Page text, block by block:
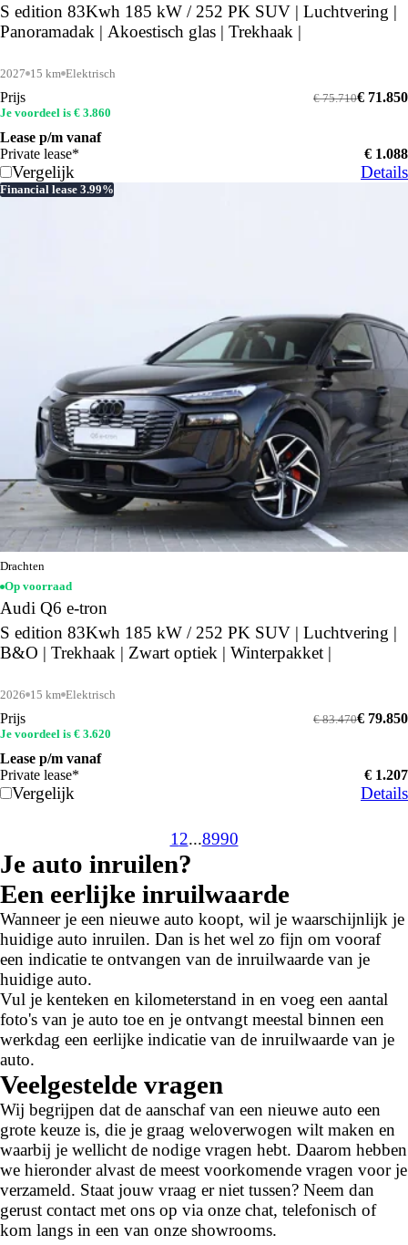
S edition 83Kwh 185 kW / 252 PK SUV | Luchtvering |
Panoramadak | Akoestisch glas | Trekhaak |
2027 15 km Elektrisch
Prijs € 71.850
€ 75.710
Je voordeel is € 3.860
Lease p/m vanaf
Private lease*
€ 1.088
Vergelijk Details
Financial lease 3.99%
Drachten
Op voorraad
Audi Q6 e-tron
S edition 83Kwh 185 kW / 252 PK SUV | Luchtvering |
B&O | Trekhaak | Zwart optiek | Winterpakket |
2026 15 km Elektrisch
Prijs € 79.850
€ 83.470
Je voordeel is € 3.620
Lease p/m vanaf
Private lease*
€ 1.207
Vergelijk Details
12...8990
Je auto inruilen?
Een eerlijke inruilwaarde
Wanneer je een nieuwe auto koopt, wil je waarschijnlijk je
huidige auto inruilen. Dan is het wel zo fijn om vooraf
een indicatie te ontvangen van de inruilwaarde van je
huidige auto.
Vul je kenteken en kilometerstand in en voeg een aantal
foto's van je auto toe en je ontvangt meestal binnen een
werkdag een eerlijke indicatie van de inruilwaarde van je
auto.
Veelgestelde vragen
Wij begrijpen dat de aanschaf van een nieuwe auto een
grote keuze is, die je graag weloverwogen wilt maken en
waarbij je wellicht de nodige vragen hebt. Daarom hebben
we hieronder alvast de meest voorkomende vragen voor je
verzameld. Staat jouw vraag er niet tussen? Neem dan
gerust contact met ons op via onze chat, telefonisch of
kom langs in een van onze showrooms.